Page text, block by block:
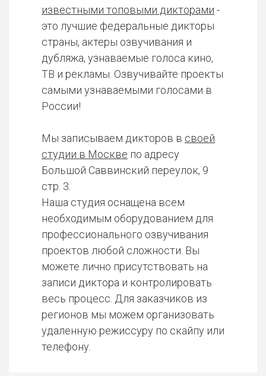
известными топовыми дикторами -
это лучшие федеральные дикторы
страны, актеры озвучивания и
дубляжа, узнаваемые голоса кино,
ТВ и рекламы. Озвучивайте проекты
самыми узнаваемыми голосами в
России!
Мы записываем дикторов в своей
студии в Москве по адресу
Большой Саввинский переулок, 9
стр. 3.
Наша студия оснащена всем
необходимым оборудованием для
профессионального озвучивания
проектов любой сложности. Вы
можете лично присутствовать на
записи диктора и контролировать
весь процесс. Для заказчиков из
регионов мы можем организовать
удаленную режиссуру по скайпу или
телефону.